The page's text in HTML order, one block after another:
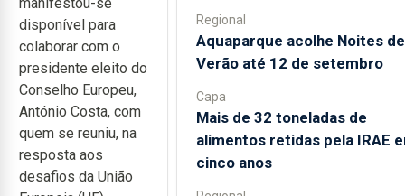
disponível para
colaborar com o
presidente eleito do
Conselho Europeu,
António Costa, com
quem se reuniu, na
resposta aos
desafios da União
Regional
Aquaparque acolhe Noites de
Verão até 12 de setembro
Capa
Mais de 32 toneladas de
alimentos retidas pela IRAE
cinco anos